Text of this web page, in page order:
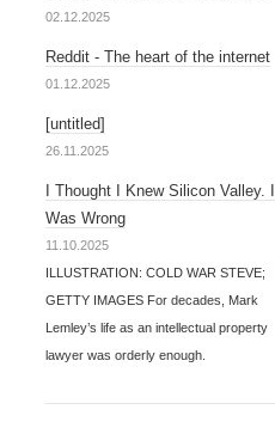
02.12.2025
Reddit - The heart of the internet
01.12.2025
[untitled]
26.11.2025
I Thought I Knew Silicon Valley. I
Was Wrong
11.10.2025
ILLUSTRATION: COLD WAR STEVE;
GETTY IMAGES For decades, Mark
Lemley’s life as an intellectual property
lawyer was orderly enough.